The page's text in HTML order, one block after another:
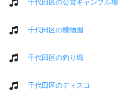
千代田区の公営ギャンブル場
千代田区の植物園
千代田区の釣り堀
千代田区のディスコ